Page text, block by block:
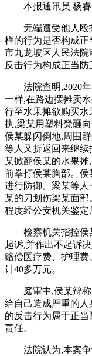
本报通讯员 杨
无端遭受他人殴
样的行为是否构成正
市九龙坡区人民法
反击行为构成正当防
法院查明,2020
一样,在路边摆摊卖
行至水果摊欲购买
执,梁某用塑料凳砸
侯某躲闪倒地,周围
等人又折返回来继
某掀翻侯某的水果摊
前拳打侯某胸部。
进行防御。梁某等
某的刀划伤梁某面
程度经公安机关鉴定
检察机关指控侯
起诉,并作出不起诉
赔偿医疗费、护理
计40多万元。
庭审中,侯某辩
给自己造成严重的
的反击行为属于正
责任。
法院认为,本案